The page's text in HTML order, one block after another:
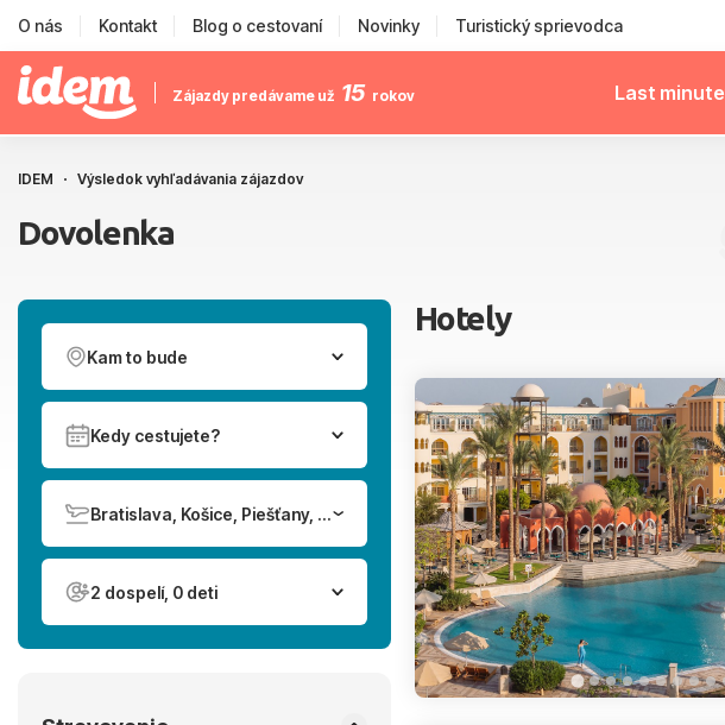
O nás Kontakt Blog o cestovaní Novinky Turistický sprievodca
Zájazdy predávame už 15 rokov Last minute
IDEM Výsledok vyhľadávania zájazdov
Dovolenka
Kam to bude
Kedy cestujete?
Bratislava, Košice, Piešťany, Poprad
2 dospelí, 0 deti
Hotely